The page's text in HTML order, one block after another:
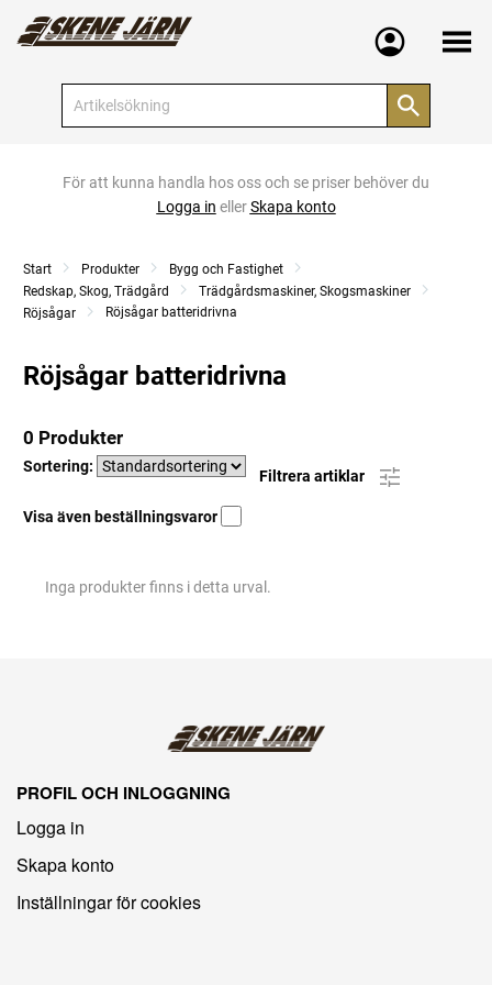
Meny
För att kunna handla hos oss och se priser behöver du
Logga in ellerSkapa konto
Start Produkter
Bygg och Fastighet
Redskap, Skog, Trädgård
Trädgårdsmaskiner, Skogsmaskiner
Röjsågar
Röjsågar batteridrivna
Röjsågar batteridrivna
0 Produkter
Sortering:
Filtrera artiklar
Visa även beställningsvaror
Inga produkter finns i detta urval.
PROFIL OCH INLOGGNING
Logga in
Skapa konto
Inställningar för cookies